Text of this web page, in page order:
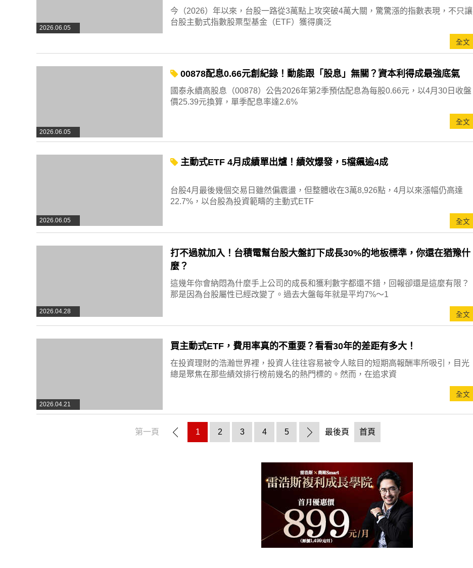
2026.06.05
今（2026）年以來，台股一路從3萬點上攻突破4萬大關，驚驚漲的指數表現，不只讓
台股主動式指數股票型基金（ETF）獲得廣泛
全文
2026.06.05
00878配息0.66元創紀錄！動能跟「股息」無關？資本利得成最強底氣
國泰永續高股息（00878）公告2026年第2季預估配息為每股0.66元，以4月30日收盤
價25.39元換算，單季配息率達2.6%
全文
2026.06.05
主動式ETF 4月成績單出爐！績效爆發，5檔飆逾4成
台股4月最後幾個交易日雖然偏震盪，但整體收在3萬8,926點，4月以來漲幅仍高達
22.7%，以台股為投資範疇的主動式ETF
全文
2026.04.28
打不過就加入！台積電幫台股大盤訂下成長30%的地板標準，你還在猶豫什
麼？
這幾年你會納悶為什麼手上公司的成長和獲利數字都還不錯，回報卻還是這麼有限？
那是因為台股屬性已經改變了。過去大盤每年就是平均7%～1
全文
2026.04.21
買主動式ETF，費用率真的不重要？看看30年的差距有多大！
在投資理財的浩瀚世界裡，投資人往往容易被令人眩目的短期高報酬率所吸引，目光
總是聚焦在那些績效排行榜前幾名的熱門標的。然而，在追求資
全文
第一頁 1 2 3 4 5 最後頁 首頁